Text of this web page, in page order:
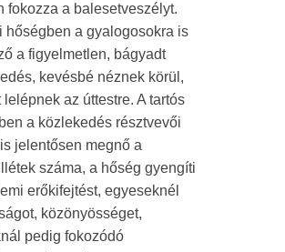
fokozza a balesetveszélyt.
hőségben a gyalogosokra is
a figyelmetlen, bágyadt
kevésbé néznek körül,
lelépnek az úttestre. A tartós
a közlekedés résztvevői
jelentősen megnő a
száma, a hőség gyengíti
erőkifejtést, egyeseknél
közönyösséget,
pedig fokozódó